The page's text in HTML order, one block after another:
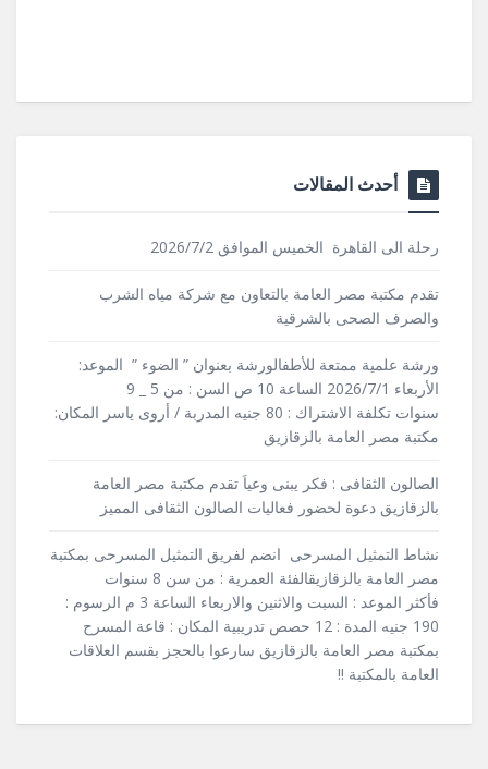
أحدث المقالات
رحلة الى القاهرة الخميس الموافق 2026/7/2
تقدم مكتبة مصر العامة بالتعاون مع شركة مياه الشرب
والصرف الصحى بالشرقية
ورشة علمية ممتعة للأطفالورشة بعنوان ” الضوء ” الموعد:
الأربعاء 2026/7/1 الساعة 10 ص السن : من 5 _ 9
سنوات تكلفة الاشتراك : 80 جنيه المدربة / أروى ياسر المكان:
مكتبة مصر العامة بالزقازيق
الصالون الثقافى : فكر يبنى وعياَ تقدم مكتبة مصر العامة
بالزقازيق دعوة لحضور فعاليات الصالون الثقافى المميز
نشاط التمثيل المسرحى انضم لفريق التمثيل المسرحى بمكتبة
مصر العامة بالزقازيقالفئة العمرية : من سن 8 سنوات
فأكثر الموعد : السبت والاثنين والاربعاء الساعة 3 م الرسوم :
190 جنيه المدة : 12 حصص تدريبية المكان : قاعة المسرح
بمكتبة مصر العامة بالزقازيق سارعوا بالحجز بقسم العلاقات
العامة بالمكتبة !!